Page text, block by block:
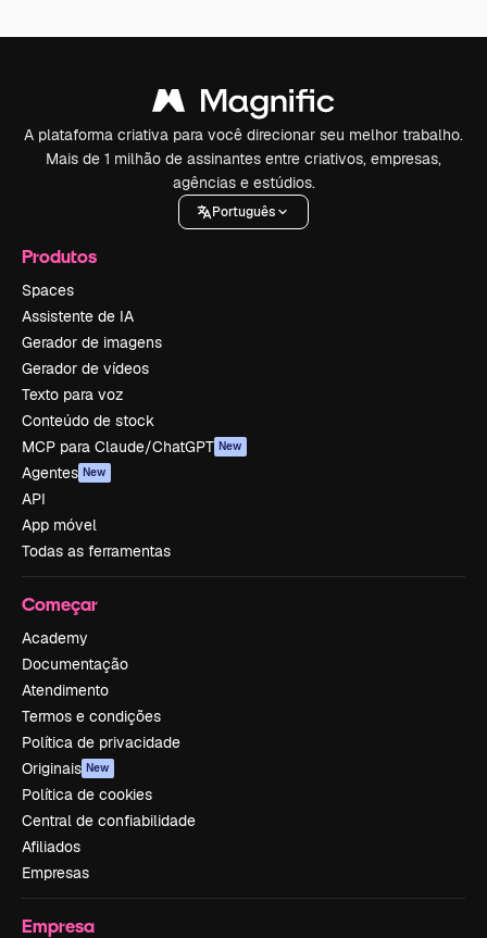
A plataforma criativa para você direcionar seu melhor trabalho.
Mais de 1 milhão de assinantes entre criativos, empresas,
agências e estúdios.
Português
Produtos
Spaces
Assistente de IA
Gerador de imagens
Gerador de vídeos
Texto para voz
Conteúdo de stock
MCP para Claude/ChatGPT New
Agentes New
API
App móvel
Todas as ferramentas
Começar
Academy
Documentação
Atendimento
Termos e condições
Política de privacidade
Originais New
Política de cookies
Central de confiabilidade
Afiliados
Empresas
Empresa